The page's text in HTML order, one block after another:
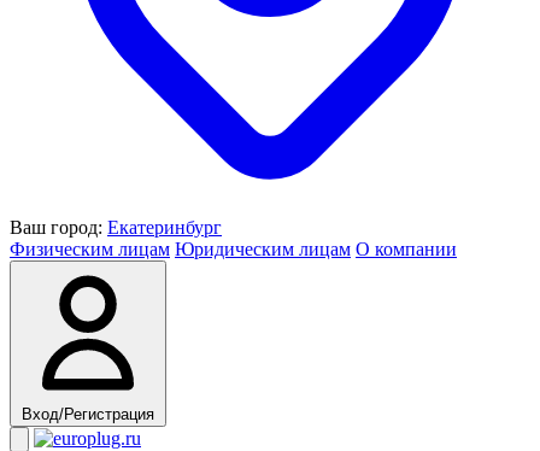
Ваш город: Екатеринбург
Физическим лицам Юридическим лицам О компании
Вход/Регистрация